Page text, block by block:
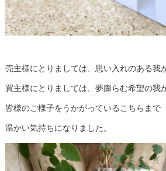
売主様にとりましては、思い入れのある我
買主様にとりましては、夢膨らむ希望の我
皆様のご様子をうかがっているこちらまで
温かい気持ちになりました。